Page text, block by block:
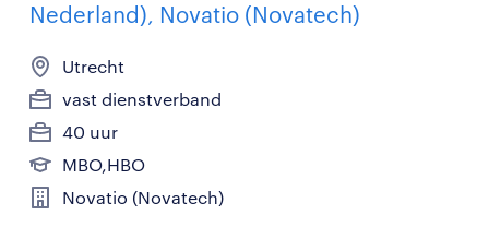
Nederland), Novatio (Novatech)
Utrecht
vast dienstverband
40 uur
MBO,HBO
Novatio (Novatech)